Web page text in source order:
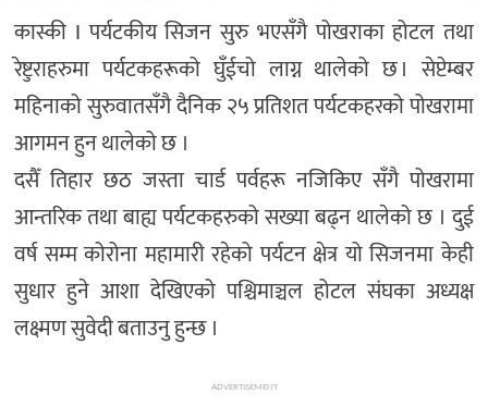
कास्की I पर्यटकीय सिजन सुरु भएसँगै पोखराका होटल तथा
रेष्टुराहरुमा पर्यटकहरूको घुँईचो लाग्न थालेको छ । सेप्टेम्बर
महिनाको सुरुवातसँगै दैनिक २५ प्रतिशत पर्यटकहरको पोखरामा
आगमन हुन थालेको छ ।
दसैँ तिहार छठ जस्ता चार्ड पर्वहरू नजिकिए सँगै पोखरामा
आन्तरिक तथा बाह्य पर्यटकहरुको सख्या बढ्न थालेको छ । दुई
वर्ष सम्म कोरोना महामारी रहेको पर्यटन क्षेत्र यो सिजनमा केही
सुधार हुने आशा देखिएको पश्चिमाञ्चल होटल संघका अध्यक्ष
लक्ष्मण सुवेदी बताउनु हुन्छ ।
ADVERTISEMENT